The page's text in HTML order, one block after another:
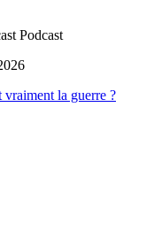
Podcast
la guerre ?